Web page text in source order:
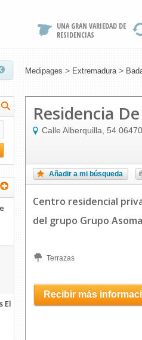
UNA GRAN VARIEDAD DE
RESIDENCIAS
Medipages > Extremadura >
El
Residencia
Calle Alberquilla, 54 06470
Añadir a mi búsqueda
Centro residencial
del grupo Grupo Asoma
Terrazas
Recibir más